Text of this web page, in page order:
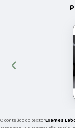
‹
O conteúdo do texto "Exames